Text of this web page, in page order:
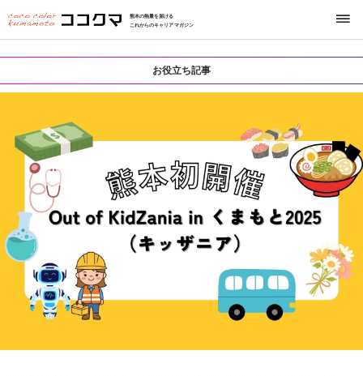
熊本の熱量を届ける
これからのキャリアマガジン
お役立ち記事